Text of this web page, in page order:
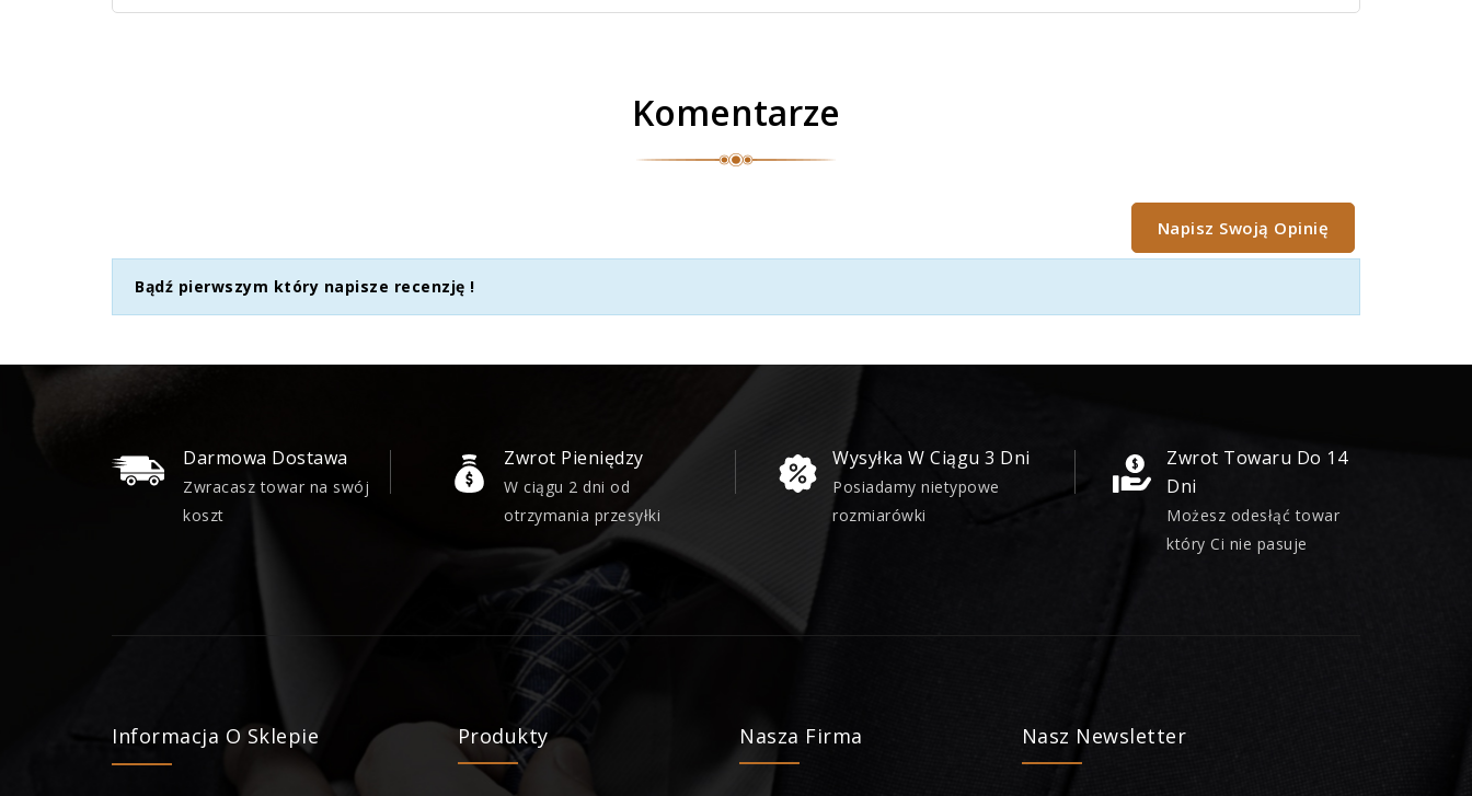
Komentarze
Napisz Swoją Opinię
Bądź pierwszym który napisze recenzję !
Darmowa Dostawa
Zwracasz towar na swój
koszt
Zwrot Pieniędzy
W ciągu 2 dni od
otrzymania przesyłki
Wysyłka W Ciągu 3 Dni
Posiadamy nietypowe
rozmiarówki
Zwrot Towaru Do 14
Dni
Możesz odesłąć towar
który Ci nie pasuje
Informacja O Sklepie Produkty Nasza Firma Nasz Newsletter